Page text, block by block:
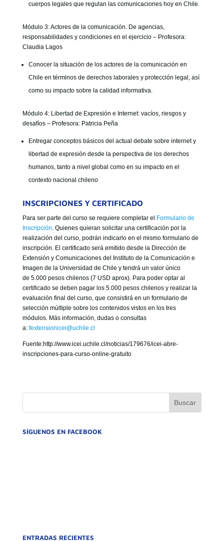
cuerpos legales que regulan las comunicaciones hoy en Chile.
Módulo 3: Actores de la comunicación. De agencias,
responsabilidades y condiciones en el ejercicio – Profesora:
Claudia Lagos
Conocer la situación de los actores de la comunicación en
Chile en términos de derechos laborales y protección legal, así
como su impacto sobre la calidad informativa.
Módulo 4: Libertad de Expresión e Internet: vacíos, riesgos y
desafíos – Profesora: Patricia Peña
Entregar conceptos básicos del actual debate sobre internet y
libertad de expresión desde la perspectiva de los derechos
humanos, tanto a nivel global como en su impacto en el
contexto nacional chileno
INSCRIPCIONES Y CERTIFICADO
Para ser parte del curso se requiere completar el
Formulario de
Inscripción. Quienes quieran solicitar una certificación por la
realización del curso, podrán indicarlo en el mismo formulario de
inscripción. El certificado será emitido desde la Dirección de
Extensión y Comunicaciones del Instituto de la Comunicación e
Imagen de la Universidad de Chile y tendrá un valor único
de 5.000 pesos chilenos (7 USD aprox). Para poder optar al
certificado se deben pagar los 5.000 pesos chilenos y realizar la
evaluación final del curso, que consistirá en un formulario de
selección múltiple sobre los contenidos vistos en los tres
módulos. Más información, dudas o consultas
a: fextensionicei@uchile.cl
Fuente:http://www.icei.uchile.cl/noticias/179676/icei-abre-
inscripciones-para-curso-online-gratuito
SÍGUENOS EN FACEBOOK
ENTRADAS RECIENTES